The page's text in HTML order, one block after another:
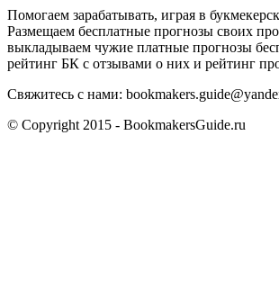
Помогаем зарабатывать, играя в
Размещаем бесплатные прогнозы своих
выкладываем чужие платные прогнозы
рейтинг БК с отзывами о них и рейтинг
Свяжитесь с нами:
© Copyright 2015 - BookmakersGuide.ru